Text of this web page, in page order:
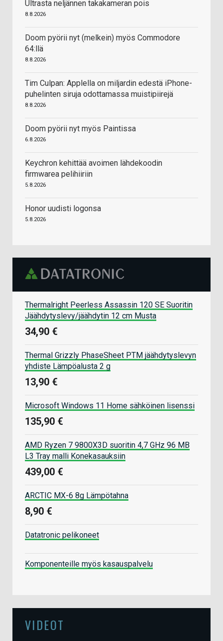
Ultrasta neljännen takakameran pois
8.8.2026
Doom pyörii nyt (melkein) myös Commodore
64:llä
8.8.2026
Tim Culpan: Applella on miljardin edestä iPhone-
puhelinten siruja odottamassa muistipiirejä
8.8.2026
Doom pyörii nyt myös Paintissa
6.8.2026
Keychron kehittää avoimen lähdekoodin
firmwarea pelihiiriin
5.8.2026
Honor uudisti logonsa
5.8.2026
Thermalright Peerless Assassin 120 SE Suoritin
Jäähdytyslevy/jäähdytin 12 cm Musta
34,90 €
Thermal Grizzly PhaseSheet PTM jäähdytyslevyn
yhdiste Lämpöalusta 2 g
13,90 €
Microsoft Windows 11 Home sähköinen lisenssi
135,90 €
AMD Ryzen 7 9800X3D suoritin 4,7 GHz 96 MB
L3 Tray malli Konekasauksiin
439,00 €
ARCTIC MX-6 8g Lämpötahna
8,90 €
Datatronic pelikoneet
Komponenteille myös kasauspalvelu
VIDEOT